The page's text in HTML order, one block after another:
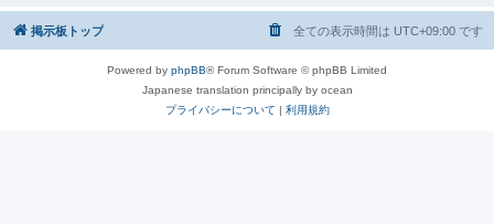
掲示板トップ 全ての表示時間は UTC+09:00 です
Powered by phpBB® Forum Software © phpBB Limited
Japanese translation principally by ocean
プライバシーについて | 利用規約